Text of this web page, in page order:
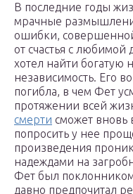
В последние годы
мрачные
ошибки, совершенной
от счастья с
хотел найти богатую
независимость. Его
погибла, в чем Фет
протяжении всей
смерти сможет вновь
попросить у нее
произведения
надеждами на
Фет был поклонником
давно предпочитал